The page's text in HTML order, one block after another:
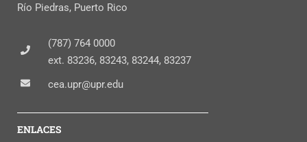
Río Piedras, Puerto Rico
(787) 764 0000
ext. 83236, 83243, 83244, 83237
cea.upr@upr.edu
ENLACES